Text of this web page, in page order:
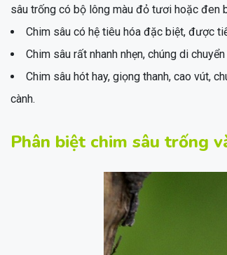
sâu trống có bộ lông màu đỏ tươi hoặc đen
Chim sâu có hệ tiêu hóa đặc biệt, được
Chim sâu rất nhanh nhẹn, chúng di
Chim sâu hót hay, giọng thanh, cao vút,
cành.
Phân biệt chim sâu trống